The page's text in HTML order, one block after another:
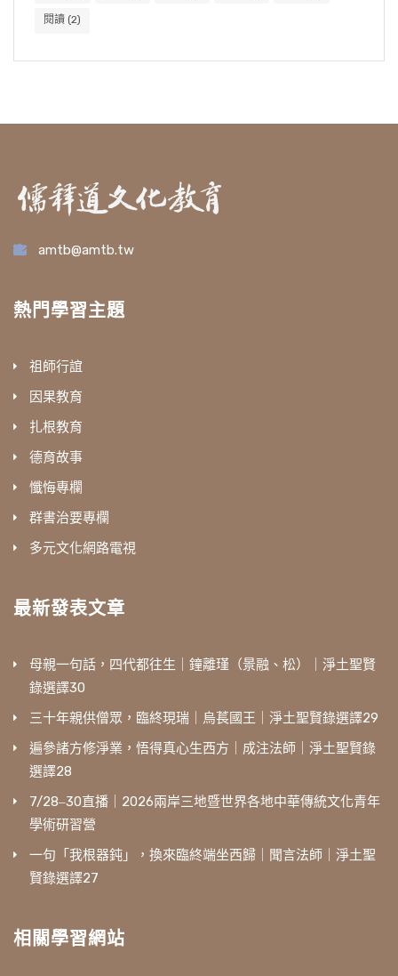
閱讀 (2)
amtb@amtb.tw
熱門學習主題
祖師行誼
因果教育
扎根教育
德育故事
懺悔專欄
群書治要專欄
多元文化網路電視
最新發表文章
母親一句話，四代都往生｜鐘離瑾（景融、松）｜淨土聖賢
錄選譯30
三十年親供僧眾，臨終現瑞｜烏萇國王｜淨土聖賢錄選譯29
遍參諸方修淨業，悟得真心生西方｜成注法師｜淨土聖賢錄
選譯28
7/28‒30直播｜2026兩岸三地暨世界各地中華傳統文化青年
學術研習營
一句「我根器鈍」，換來臨終端坐西歸｜聞言法師｜淨土聖
賢錄選譯27
相關學習網站